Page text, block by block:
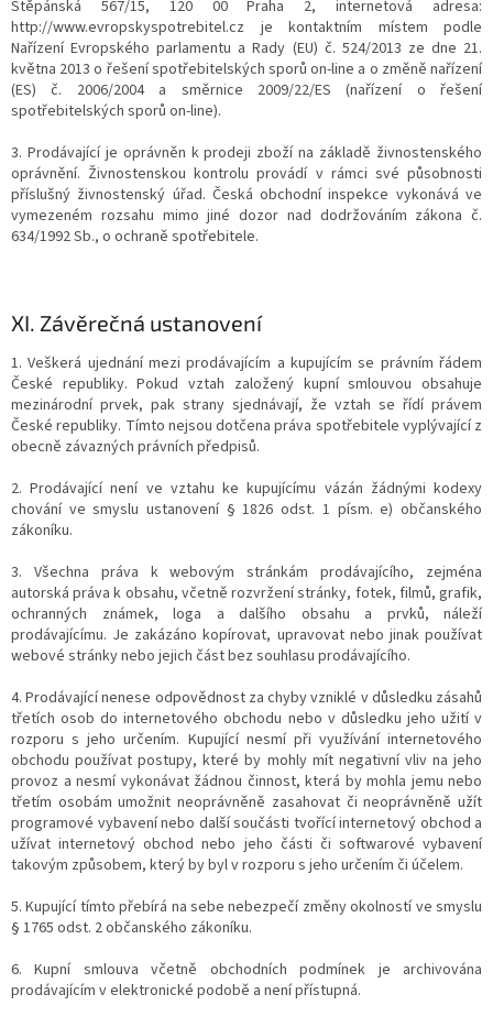
Štěpánská 567/15, 120 00 Praha 2, internetová adresa:
http://www.evropskyspotrebitel.cz je kontaktním místem podle
Nařízení Evropského parlamentu a Rady (EU) č. 524/2013 ze dne 21.
května 2013 o řešení spotřebitelských sporů on-line a o změně nařízení
(ES) č. 2006/2004 a směrnice 2009/22/ES (nařízení o řešení
spotřebitelských sporů on-line).
3. Prodávající je oprávněn k prodeji zboží na základě živnostenského
oprávnění. Živnostenskou kontrolu provádí v rámci své působnosti
příslušný živnostenský úřad. Česká obchodní inspekce vykonává ve
vymezeném rozsahu mimo jiné dozor nad dodržováním zákona č.
634/1992 Sb., o ochraně spotřebitele.
XI. Závěrečná ustanovení
1. Veškerá ujednání mezi prodávajícím a kupujícím se právním řádem
České republiky. Pokud vztah založený kupní smlouvou obsahuje
mezinárodní prvek, pak strany sjednávají, že vztah se řídí právem
České republiky. Tímto nejsou dotčena práva spotřebitele vyplývající z
obecně závazných právních předpisů.
2. Prodávající není ve vztahu ke kupujícímu vázán žádnými kodexy
chování ve smyslu ustanovení § 1826 odst. 1 písm. e) občanského
zákoníku.
3. Všechna práva k webovým stránkám prodávajícího, zejména
autorská práva k obsahu, včetně rozvržení stránky, fotek, filmů, grafik,
ochranných známek, loga a dalšího obsahu a prvků, náleží
prodávajícímu. Je zakázáno kopírovat, upravovat nebo jinak používat
webové stránky nebo jejich část bez souhlasu prodávajícího.
4. Prodávající nenese odpovědnost za chyby vzniklé v důsledku zásahů
třetích osob do internetového obchodu nebo v důsledku jeho užití v
rozporu s jeho určením. Kupující nesmí při využívání internetového
obchodu používat postupy, které by mohly mít negativní vliv na jeho
provoz a nesmí vykonávat žádnou činnost, která by mohla jemu nebo
třetím osobám umožnit neoprávněně zasahovat či neoprávněně užít
programové vybavení nebo další součásti tvořící internetový obchod a
užívat internetový obchod nebo jeho části či softwarové vybavení
takovým způsobem, který by byl v rozporu s jeho určením či účelem.
5. Kupující tímto přebírá na sebe nebezpečí změny okolností ve smyslu
§ 1765 odst. 2 občanského zákoníku.
6. Kupní smlouva včetně obchodních podmínek je archivována
prodávajícím v elektronické podobě a není přístupná.